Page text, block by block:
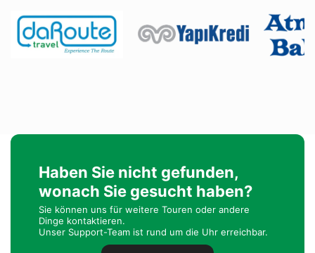
Haben Sie nicht gefunden,
wonach Sie gesucht haben?
Sie können uns für weitere Touren oder andere
Dinge kontaktieren.
Unser Support-Team ist rund um die Uhr erreichbar.